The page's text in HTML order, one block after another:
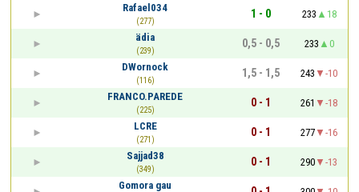
Rafael034
(277)
1 - 0 233
18
ädia
(239)
0,5 - 0,5 233
0
DWornock
(116)
1,5 - 1,5 243
-10
FRANCO.PAREDE
(225)
0 - 1 261
-18
LCRE
(271)
0 - 1 277
-16
Sajjad38
(349)
0 - 1 290
-13
Gomora gau